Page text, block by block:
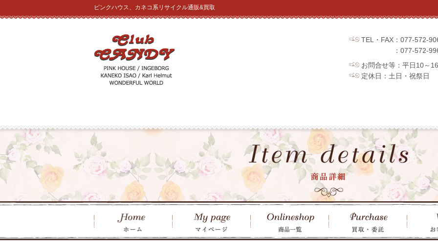
ピンクハウス、カネコ系リサイクル通販&買取
TEL・FAX：077-572-
：077-572-
お問合せ等：平日10～
定休日：土日・祝祭日